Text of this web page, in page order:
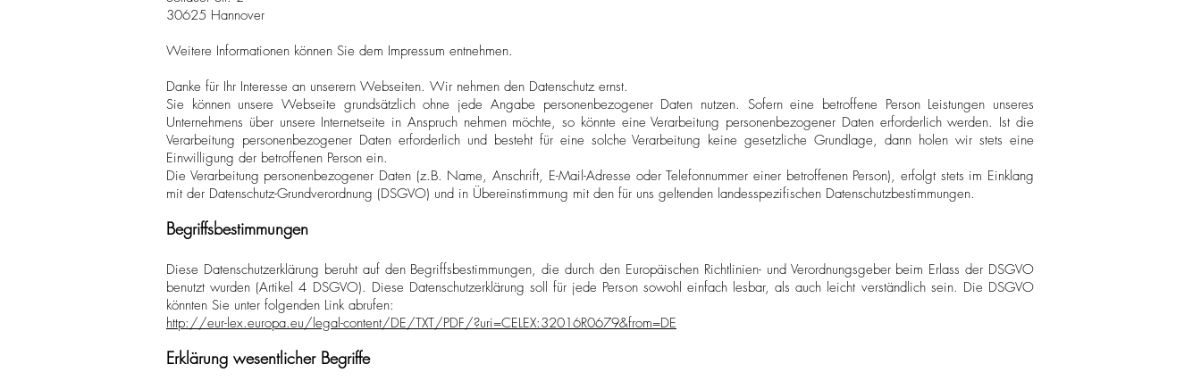
30625 Hannover
Weitere Informationen können Sie dem Impressum entnehmen.
Danke für Ihr Interesse an unserern Webseiten. Wir nehmen den Datenschutz ernst.
Sie können unsere Webseite grundsätzlich ohne jede Angabe personenbezogener Daten nutzen. Sofern eine betroffene Person Leistungen unseres
Unternehmens über unsere Internetseite in Anspruch nehmen möchte, so könnte eine Verarbeitung personenbezogener Daten erforderlich werden. Ist die
Verarbeitung personenbezogener Daten erforderlich und besteht für eine solche Verarbeitung keine gesetzliche Grundlage, dann holen wir stets eine
Einwilligung der betroffenen Person ein.
Die Verarbeitung personenbezogener Daten (z.B. Name, Anschrift, E-Mail-Adresse oder Telefonnummer einer betroffenen Person), erfolgt stets im Einklang
mit der Datenschutz-Grundverordnung (DSGVO) und in Übereinstimmung mit den für uns geltenden landesspezifischen Datenschutzbestimmungen.
Begriffsbestimmungen
Diese Datenschutzerklärung beruht auf den Begriffsbestimmungen, die durch den Europäischen Richtlinien- und Verordnungsgeber beim Erlass der DSGVO
benutzt wurden (Artikel 4 DSGVO). Diese Datenschutzerklärung soll für jede Person sowohl einfach lesbar, als auch leicht verständlich sein. Die DSGVO
könnten Sie unter folgenden Link abrufen:
http://eur-lex.europa.eu/legal-content/DE/TXT/PDF/?uri=CELEX:32016R0679&from=DE
Erklärung wesentlicher Begriffe